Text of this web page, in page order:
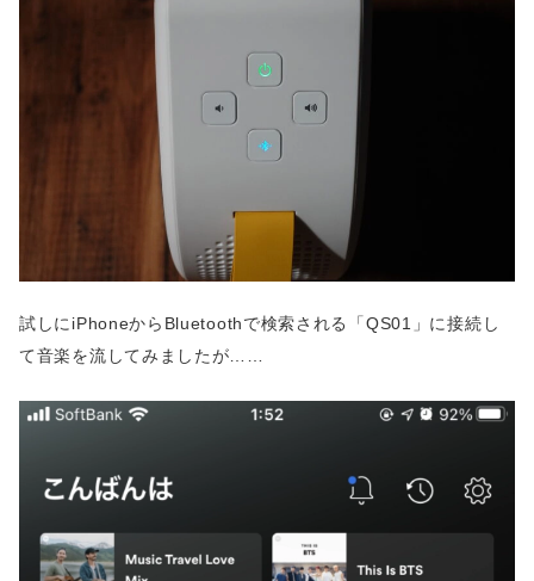
試しにiPhoneからBluetoothで検索される「QS01」に接続し
て音楽を流してみましたが……